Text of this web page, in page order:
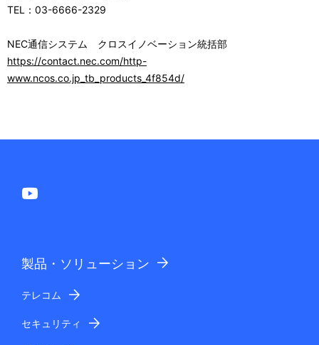
TEL
： 03-6666-2329
NEC通信システム クロスイノベーション統括部
https://contact.nec.com/http-
www.ncos.co.jp_tb_products_4f854d/
製品・ソリューション
テレコム
セキュリティ